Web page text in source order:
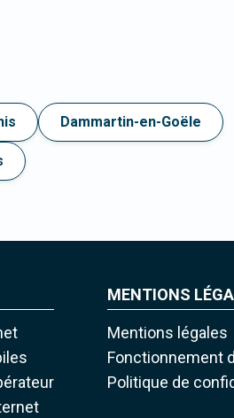
Dammartin-en-Goële
MENTIONS
Mentions légales
Fonctionnement
Politique de